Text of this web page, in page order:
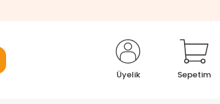
Üyelik Sepetim